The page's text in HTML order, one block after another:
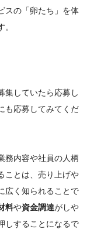
スの「卵たち」を体
集していたら応募し
も応募してみてくだ
務内容や社員の人柄
ことは、売り上げや
広く知られることで
料や資金調達がしや
しすることになるで